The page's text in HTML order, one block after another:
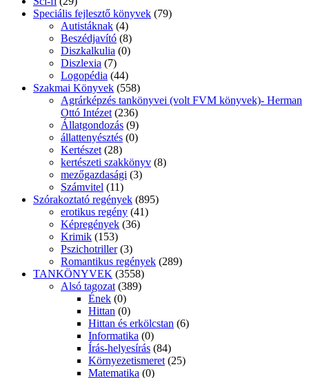
Speciális fejlesztő könyvek (79)
Autistáknak (4)
Beszédjavító (8)
Diszkalkulia (0)
Diszlexia (7)
Logopédia (44)
Szakmai Könyvek (558)
Agrárképzés tankönyvei (volt FVM könyvek)- Herman
Ottó Intézet (236)
Állatgondozás (9)
állattenyésztés (0)
Kertészet (28)
kertészeti szakkönyv (8)
mezőgazdasági (3)
Számvitel (11)
Szórakoztató regények (895)
erotikus regény (41)
Képregények (36)
Krimik (153)
Pszichotriller (3)
Romantikus regények (289)
TANKÖNYVEK (3558)
Alsó tagozat (389)
Ének (0)
Hittan (0)
Hittan és erkölcstan (6)
Informatika (0)
Írás-helyesírás (84)
Környezetismeret (25)
Matematika (0)